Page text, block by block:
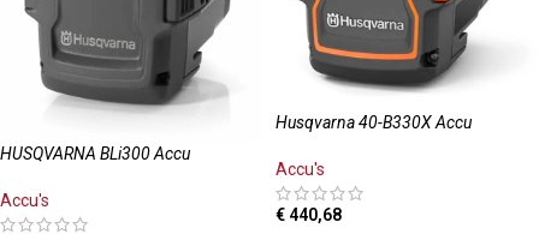
HUSQVARNA BLi300 Accu
Accu's
Husqvarna 40-B330X Accu
Accu's
€ 440,68